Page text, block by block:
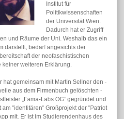
Institut für
Politikwissenschaften
der Universität Wien.
Dadurch hat er Zugriff
und Räume der Uni. Weshalb das ein
darstellt, bedarf angesichts der
der neofaschistischen
keiner weiteren Erklärung.
hat gemeinsam mit Martin Sellner den -
aus dem Firmenbuch gelöschten -
„Fama-Labs OG“ gegründet und
am "identitären" Großprojekt der "Patriot
mit. Er ist im Studierendenhaus des